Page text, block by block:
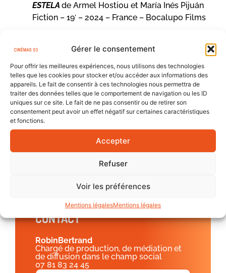
Gérer le consentement
Pour offrir les meilleures expériences, nous utilisons des technologies
telles que les cookies pour stocker et/ou accéder aux informations des
appareils. Le fait de consentir à ces technologies nous permettra de
traiter des données telles que le comportement de navigation ou les ID
uniques sur ce site. Le fait de ne pas consentir ou de retirer son
consentement peut avoir un effet négatif sur certaines caractéristiques
et fonctions.
Accepter
Refuser
Voir les préférences
Mentions légalesMentions légales
ESTELA de Armel Hostiou et María Inés Pijuán
Fiction – 19′ – 2024 – France – Bocalupo Films
Jose, au Costa Rica. Le jour où elle perd son
emploi, sa vie bascule.
Séance suivie d’une rencontre avec Armel
Hostiou.
Ce film a bénéficié de l’Aide au film court, le
dispositif de soutien à la création, à la production
et à la diffusion du Département de la Seine-
CONTACT
RobinBertrand
Chargé de production, de médiation et
de diffusion dans le champ social
07 81 83 24 45